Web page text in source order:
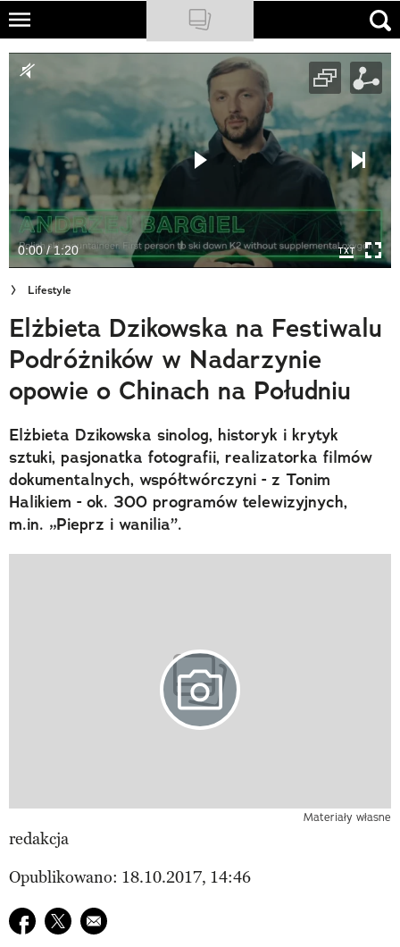
Skip
main
content
NATIONAL GEOGRAPHIC
TRAVELER
PODCASTY
Sklep
Newsletter
Cuda Polski
Wielki Konkurs Fotograficzny
Trendbook Podróżniczy
Polecane
0:00 / 1:20
Lifestyle
Elżbieta Dzikowska na Festiwalu
Podróżników w Nadarzynie
opowie o Chinach na Południu
Elżbieta Dzikowska sinolog, historyk i krytyk
sztuki, pasjonatka fotografii, realizatorka filmów
dokumentalnych, współtwórczyni - z Tonim
Halikiem - ok. 300 programów telewizyjnych,
m.in. „Pieprz i wanilia”.
Materiały własne
redakcja
Opublikowano: 18.10.2017, 14:46
Udostępnij na facebook
Udostępnij na twitter
E-mail do przyjaciela